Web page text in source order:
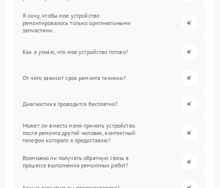
Я хочу, чтобы мое устройство
ремонтировалось только оригинальными
запчастями.
Как я узнаю, что мое устройство готово?
От чего зависит срок ремонта техники?
Диагностика проводится бесплатно?
Может ли вместо меня принять устройство
после ремонта другой человек, контактный
телефон которого я предоставлю?
Возможно ли получать обратную связь в
процессе выполнения ремонтных работ?